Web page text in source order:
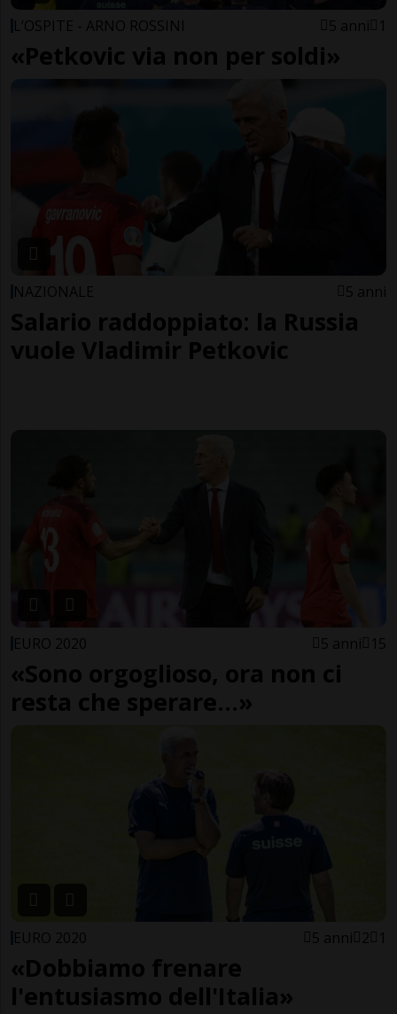
L’OSPITE - ARNO ROSSINI 5 anni 1
«Petkovic via non per soldi»
NAZIONALE 5 anni
Salario raddoppiato: la Russia
vuole Vladimir Petkovic
EURO 2020 5 anni 15
«Sono orgoglioso, ora non ci
resta che sperare...»
EURO 2020 5 anni 2 1
«Dobbiamo frenare
l'entusiasmo dell'Italia»